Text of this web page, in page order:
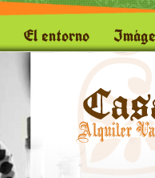
El entorno